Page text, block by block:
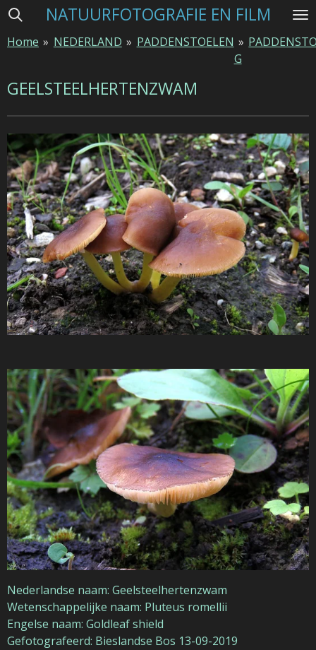
Ga
naar
hoofdinhoud
NATUURFOTOGRAFIE EN FILM
Home » NEDERLAND » PADDENSTOELEN »
G
GEELSTEELHERTENZWAM
Nederlandse naam: Geelsteelhertenzwam
Wetenschappelijke naam: Pluteus romellii
Engelse naam: Goldleaf shield
Gefotografeerd: Bieslandse Bos 13-09-2019